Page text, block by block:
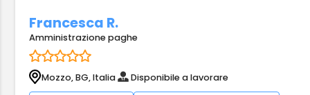
Francesca R.
Amministrazione paghe
Mozzo, BG, Italia Disponibile a lavorare